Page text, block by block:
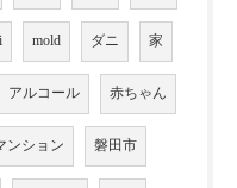
mold ダニ 家
アルコール 赤ちゃん
ンション 磐田市